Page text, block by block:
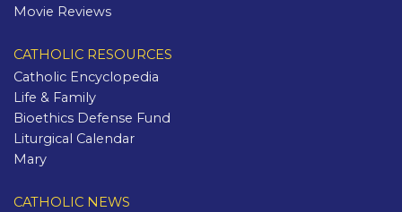
Movie Reviews
CATHOLIC RESOURCES
Catholic Encyclopedia
Life & Family
Bioethics Defense Fund
Liturgical Calendar
Mary
CATHOLIC NEWS